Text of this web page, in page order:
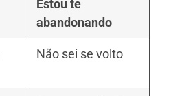
Estou te
abandonando
Não sei se volto